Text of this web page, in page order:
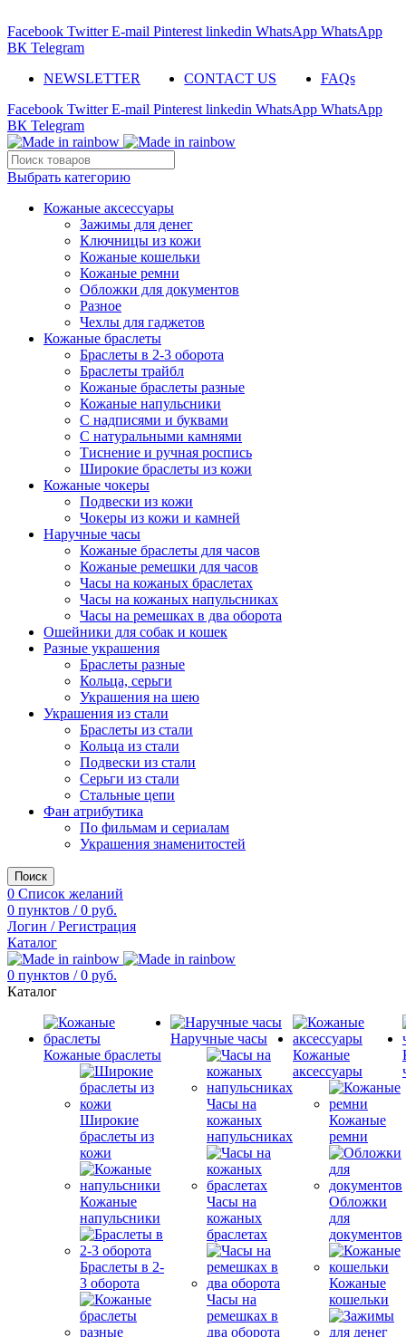
Facebook Twitter E-mail Pinterest linkedin WhatsApp WhatsApp
ВК Telegram
NEWSLETTER
CONTACT US
FAQs
Facebook Twitter E-mail Pinterest linkedin WhatsApp WhatsApp
ВК Telegram
Выбрать категорию
Кожаные аксессуары
Зажимы для денег
Ключницы из кожи
Кожаные кошельки
Кожаные ремни
Обложки для документов
Разное
Чехлы для гаджетов
Кожаные браслеты
Браслеты в 2-3 оборота
Браслеты трайбл
Кожаные браслеты разные
Кожаные напульсники
С надписями и буквами
С натуральными камнями
Тиснение и ручная роспись
Широкие браслеты из кожи
Кожаные чокеры
Подвески из кожи
Чокеры из кожи и камней
Наручные часы
Кожаные браслеты для часов
Кожаные ремешки для часов
Часы на кожаных браслетах
Часы на кожаных напульсниках
Часы на ремешках в два оборота
Ошейники для собак и кошек
Разные украшения
Браслеты разные
Кольца, серьги
Украшения на шею
Украшения из стали
Браслеты из стали
Кольца из стали
Подвески из стали
Серьги из стали
Стальные цепи
Фан атрибутика
По фильмам и сериалам
Украшения знаменитостей
Поиск
0 Список желаний
0 пунктов / 0 руб.
Логин / Регистрация
Каталог
0 пунктов / 0 руб.
Каталог
Кожаные браслеты
Широкие
браслеты из
кожи
Кожаные
напульсники
Браслеты в 2-
3 оборота
Наручные часы
Часы на
кожаных
напульсниках
Часы на
кожаных
браслетах
Часы на
ремешках в
два оборота
Кожаные
аксессуары
Кожаные
ремни
Обложки
для
документов
Кожаные
кошельки